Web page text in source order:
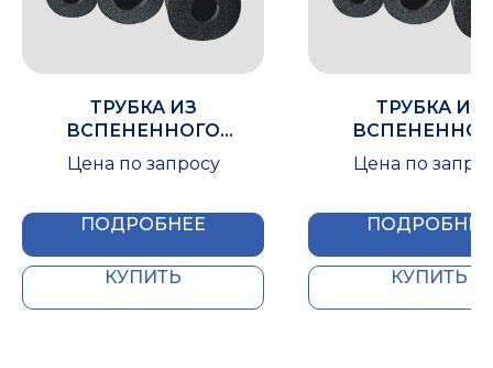
ТРУБКА ИЗ
ВСПЕНЕННОГО
КАУЧУКА IZOMIR 19X076
Цена по запросу
ПОДРОБНЕЕ
КУПИТЬ
ТРУБКА ИЗ
КАУЧУКА IZOMIR
Цена по
ПОДРОБНЕЕ
КУПИТЬ